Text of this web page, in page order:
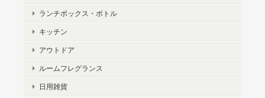
ランチボックス・ボトル
キッチン
アウトドア
ルームフレグランス
日用雑貨